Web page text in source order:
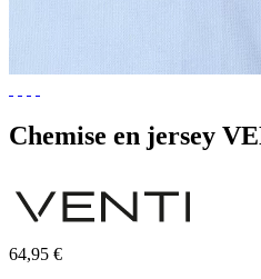
Chemise en jersey
64,95 €